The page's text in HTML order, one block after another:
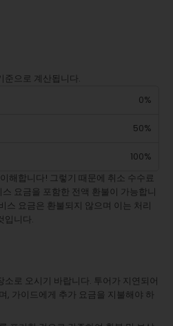
준으로 계산됩니다.
0%
50%
100%
해합니다! 그렇기 때문에 취소 수수료
요금을 포함한 전액 환불이 가능합니
스 요금은 환불되지 않으며 이는 처리
입니다.
소로 오시기 바랍니다. 투어가 지연되어
, 가이드에게 추가 요금을 지불해야 하